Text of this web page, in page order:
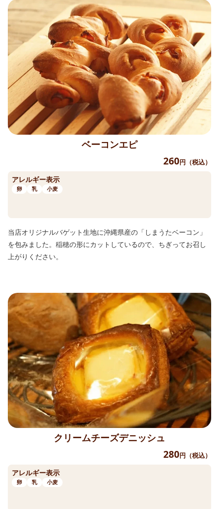
ベーコンエピ
260円（税込）
アレルギー表示
卵 乳 小麦
当店オリジナルバゲット生地に沖縄県産の「しまうたベーコン」
を包みました。稲穂の形にカットしているので、ちぎってお召し
上がりください。
クリームチーズデニッシュ
280円（税込）
アレルギー表示
卵 乳 小麦